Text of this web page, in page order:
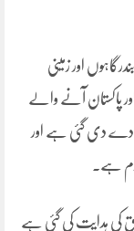
اور زمینی
پاکستان آنے والے
لازمی قرار دے دی گئی ہے اور
ہے۔
کی تصدیق کی ہدایت کی گئی ہے